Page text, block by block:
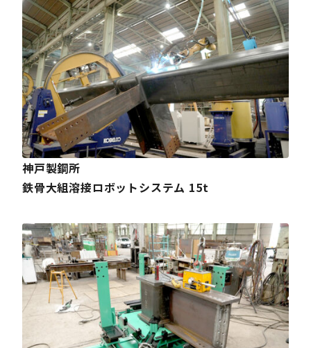
神戸製鋼所
鉄骨大組溶接ロボットシステム 15t